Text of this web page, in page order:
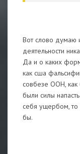
Вот слово думаю
деятельности
Да и о каких
как сша
совбезе ООН, как
были силы
себя ущербом, то
бы.